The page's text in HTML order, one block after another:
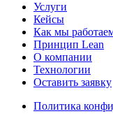
Услуги
Кейсы
Как мы
Принцип Lean
О компании
Технологии
Оставить заявку
Политика